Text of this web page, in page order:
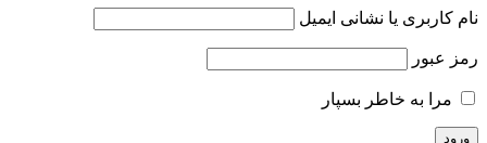
نام کاربری یا نشانی ایمیل
رمز عبور
مرا به خاطر بسپار